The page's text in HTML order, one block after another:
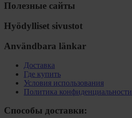
Полезные сайты
Hyödylliset sivustot
Användbara länkar
Доставка
Где купить
Условия использования
Политика конфиденциальности
Способы доставки: